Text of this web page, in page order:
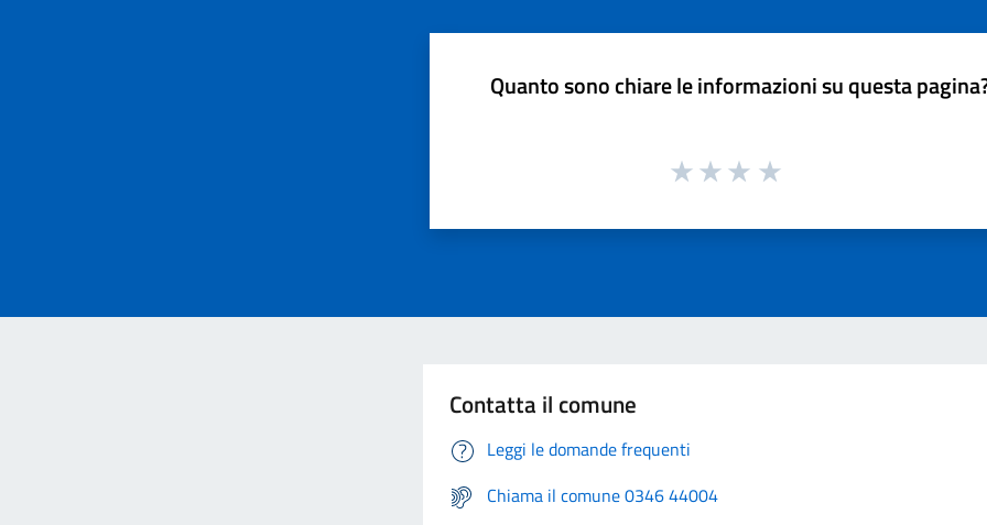
Quanto sono chiare le informazioni su questa
Contatta il comune
Leggi le domande frequenti
Chiama il comune 0346 44004